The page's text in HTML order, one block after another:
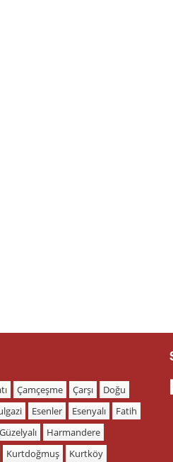
Çamçeşme Çarşı
Doğu
Esenler Esenyalı
Fatih
Güzelyalı
Harmandere
Kurtdoğmuş Kurtköy